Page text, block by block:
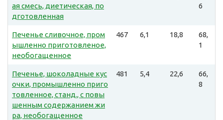
ая смесь, диетическая, по
дготовленная
6
Печенье сливочное, пром
ышленно приготовленое,
необогащенное
467 6,1 18,8
68,
1
Печенье, шоколадные кус
очки, промышленно приго
товленное, станд., с повы
шенным содержанием жи
ра, необогащенное
481 5,4 22,6
66,
8